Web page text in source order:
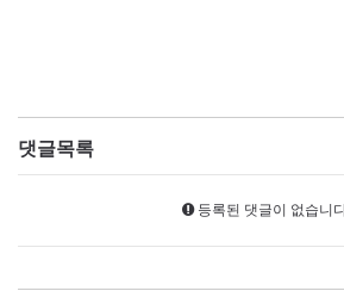
댓글목록
등록된 댓글이 없습니